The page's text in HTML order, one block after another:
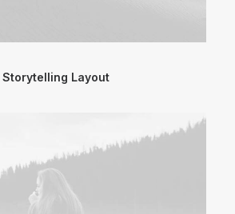
Storytelling Layout